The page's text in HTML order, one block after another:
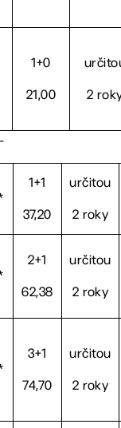
1+0
21,00 2
1+1
37,20
určitou
2 roky
2+1
62,38
určitou
2 roky
3+1
74,70
určitou
2 roky